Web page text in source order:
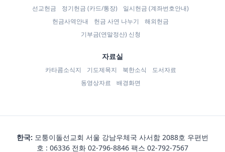
선교헌금 정기헌금 (카드/통장)
일시헌금 (계좌번호안내)
헌금사역안내
헌금 사연 나누기
해외헌금
기부금(연말정산) 신청
자료실
카타콤소식지 기도제목지 북한소식
도서자료
동영상자료
배경화면
한국: 모퉁이돌선교회 서울 강남우체국 사서함 2088호 우편번
호 : 06336 전화 02-796-8846 팩스 02-792-7567